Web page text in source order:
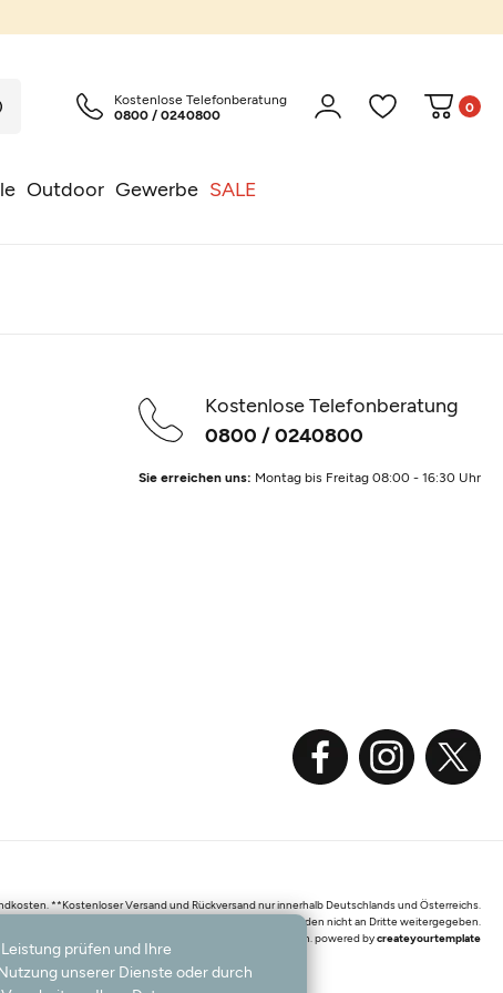
Outdoor Gewerbe SALE
Kostenlose Telefonberatung
0800 / 0240800
0
Kostenlose Telefonberatung
0800 / 0240800
Sie erreichen uns: Montag bis Freitag 08:00 - 16:30 Uhr
**Kostenloser Versand und Rückversand nur innerhalb Deutschlands und Österreichs.
die jederzeit widerrufen werden können. Ihre Daten werden nicht an Dritte weitergegeben.
- 2026 Teppichversand24 GmbH / Alle Rechte vorbehalten. powered bycreateyourtemplate
prüfen und Ihre
unserer Dienste oder durch